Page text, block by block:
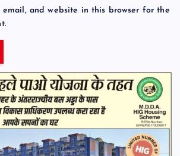
email, and website in this browser for the